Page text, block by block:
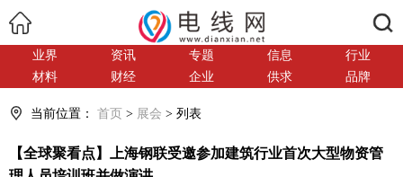
业界 资讯 专题 信息
行业
材料
财经 企业 供求 品牌
当前位置： 首页 > 展会 > 列表
【全球聚看点】上海钢联受邀参加建筑行业首次大型物资管